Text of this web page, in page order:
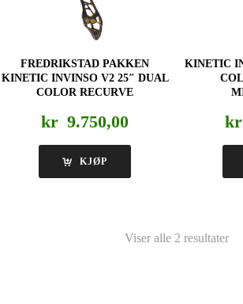
FREDRIKSTAD PAKKEN
KINETIC INVINSO V2 25″ DUAL
COLOR RECURVE
kr 9.750,00
KJØP
KINETIC
kr
Viser alle 2 resultater